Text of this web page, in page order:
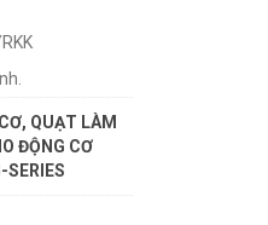
QUẠT LÀM
ĐỘNG CƠ
SERIES